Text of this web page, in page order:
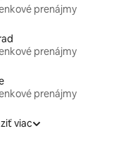
prenájmy
prenájmy
prenájmy
viac